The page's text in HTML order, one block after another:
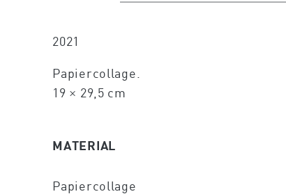
2021
Papiercollage.
19 × 29,5 cm
MATERIAL
Papiercollage